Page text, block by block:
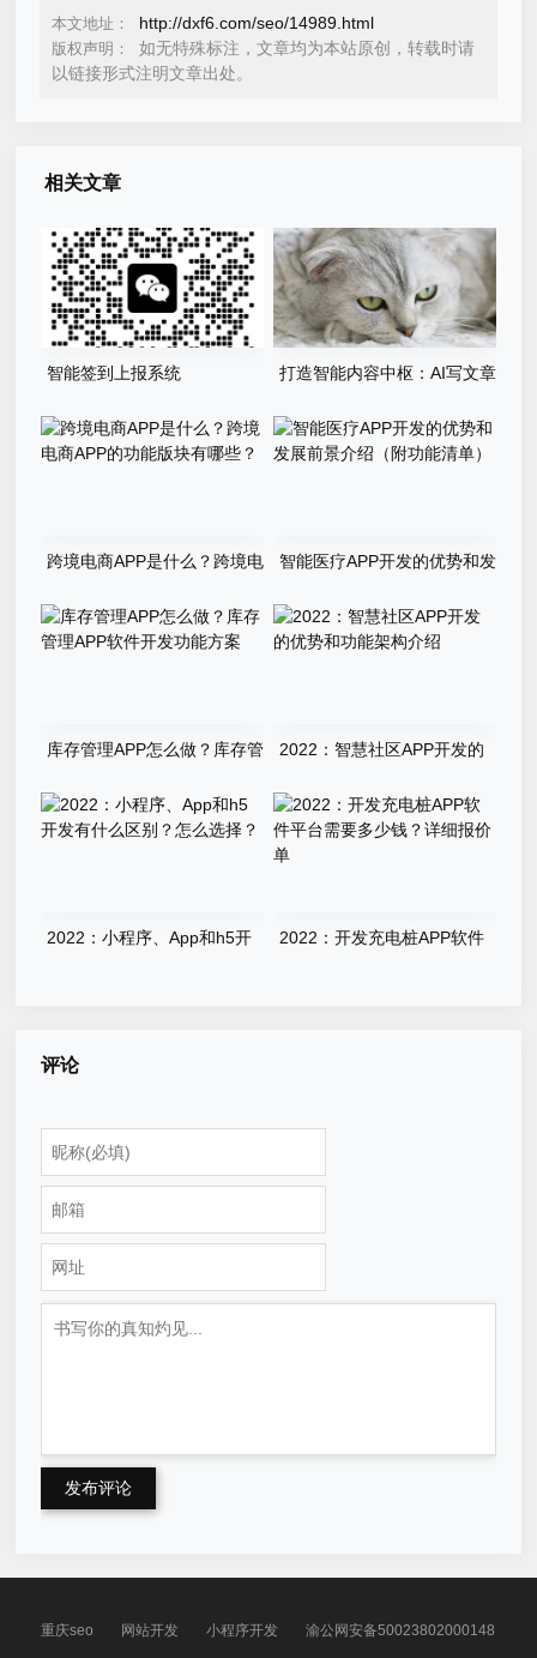
本文地址： http://dxf6.com/seo/14989.html
版权声明：
如无特殊标注，文章均为本站原创，转载时请
以链接形式注明文章出处。
相关文章
智能签到上报系统
学校多场景通用
打造智能内容中枢：AI写文章
跨境电商APP是什么？跨境电
智能医疗APP开发的优势和发
库存管理APP怎么做？库存管
2022：智慧社区APP开发的
2022：小程序、App和h5开
2022：开发充电桩APP软件
评论
发布评论
重庆seo 网站开发 小程序开发 渝公网安备50023802000148